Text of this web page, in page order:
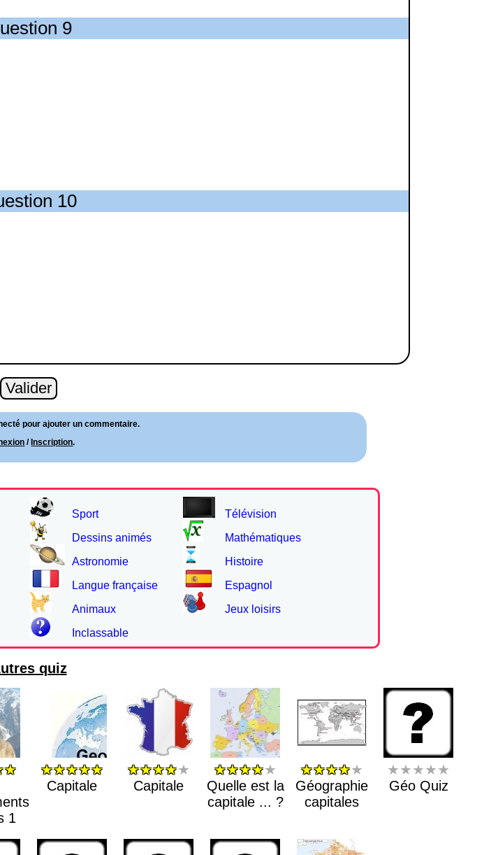
9
10
pour ajouter un commentaire.
/ Inscription.
Sport
Télévision
Dessins animés
Mathématiques
Astronomie
Histoire
Langue française
Espagnol
Animaux
Jeux loisirs
Inclassable
quiz
1
★★★★★
Capitale
★★★★★
Capitale
★★★★★
Quelle est la
capitale ... ?
★★★★★
Géographie
capitales
★★★★★
Géo Quiz